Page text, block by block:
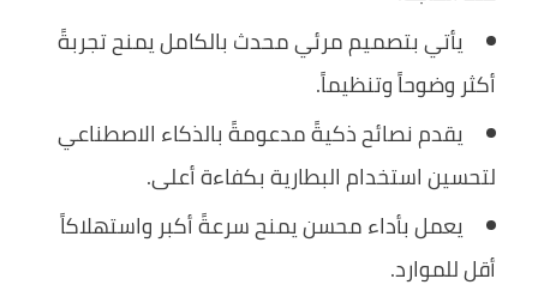
يأتي بتصميم مرئي محدث بالكامل يمنح تجربةً
أكثر وضوحاً وتنظيماً.
يقدم نصائح ذكيةً مدعومةً بالذكاء الاصطناعي
لتحسين استخدام البطارية بكفاءة أعلى.
يعمل بأداء محسن يمنح سرعةً أكبر واستهلاكاً
أقل للموارد.